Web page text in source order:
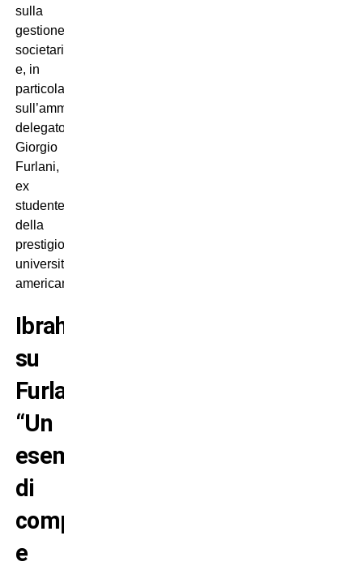
sulla
gestione
societaria
e, in
particolare,
sull’amministratore
delegato
Giorgio
Furlani,
ex
studente
della
prestigiosa
università
americana.
Ibrahimovic
su
Furlani:
“Un
esempio
di
competenza
e